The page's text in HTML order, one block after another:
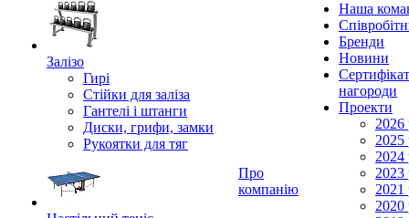
Залізо
Гирі
Стійки для заліза
Гантелі і штанги
Диски, грифи, замки
Рукоятки для тяг
Про
компанію
Наша
Бренди
Новини
нагороди
Проекти
2026
2025
2024
2023
2021
2020